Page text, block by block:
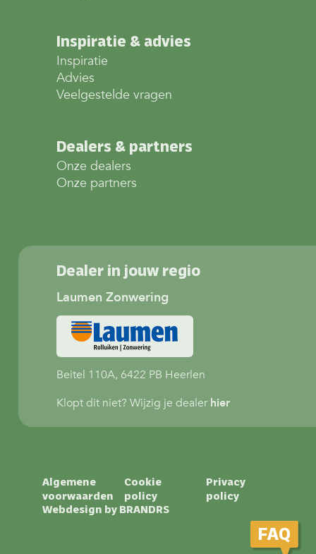
Inspiratie & advies
Inspiratie
Advies
Veelgestelde vragen
Dealers & partners
Onze dealers
Onze partners
Dealer in jouw regio
Laumen Zonwering
Beitel 110A, 6422 PB Heerlen
Klopt dit niet? Wijzig je dealerhier
Privacy
policy
Cookie
policy
Algemene
voorwaarden
Webdesign by BRANDRS
FAQ